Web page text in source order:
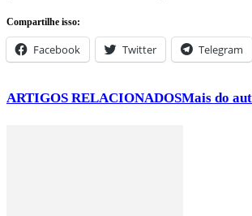
Compartilhe isso:
Facebook Twitter Telegram
ARTIGOS RELACIONADOSMais do